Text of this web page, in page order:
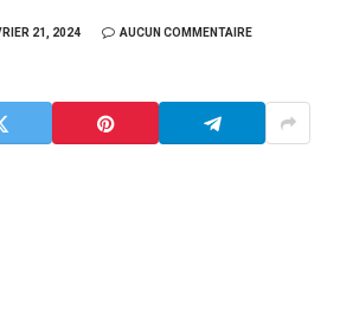
21, 2024 AUCUN COMMENTAIRE